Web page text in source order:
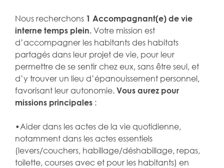
Nous recherchons 1 Accompagnant(e) de vie
interne temps plein. Votre mission est
d’accompagner les habitants des habitats
partagés dans leur projet de vie, pour leur
permettre de se sentir chez eux, sans être seul, et
d’y trouver un lieu d’épanouissement personnel,
favorisant leur autonomie. Vous aurez pour
missions principales :
•Aider dans les actes de la vie quotidienne,
notamment dans les actes essentiels
(levers/couchers, habillage/déshabillage, repas,
toilette, courses avec et pour les habitants) en